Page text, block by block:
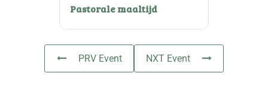
Pastorale maaltijd
PRV Event NXT Event